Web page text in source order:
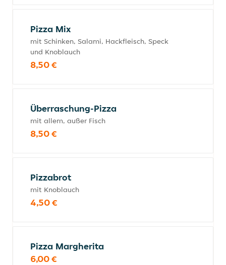
Pizza Mix
mit Schinken, Salami, Hackfleisch, Speck
und Knoblauch
8,50 €
Überraschung-Pizza
mit allem, außer Fisch
8,50 €
Pizzabrot
mit Knoblauch
4,50 €
Pizza Margherita
6,00 €